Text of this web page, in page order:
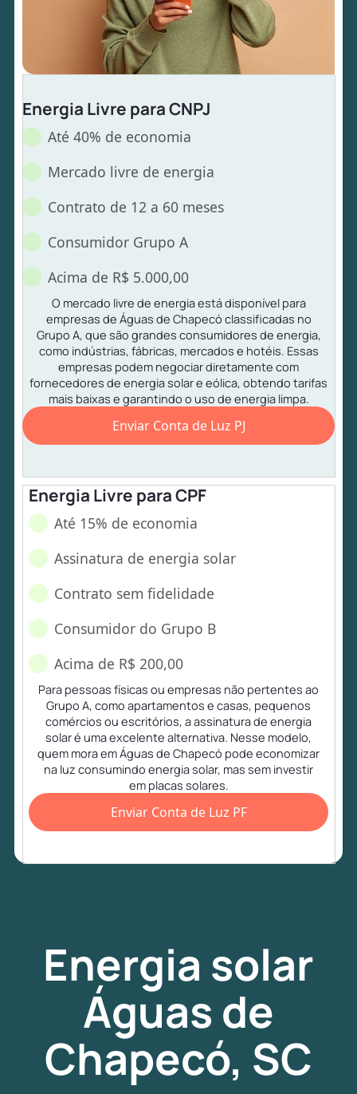
Energia Livre para CNPJ
Até 40% de economia
Mercado livre de energia
Contrato de 12 a 60 meses
Consumidor Grupo A
Acima de R$ 5.000,00
O mercado livre de energia está disponível para
empresas de Águas de Chapecó classificadas no
Grupo A, que são grandes consumidores de energia,
como indústrias, fábricas, mercados e hotéis. Essas
empresas podem negociar diretamente com
fornecedores de energia solar e eólica, obtendo tarifas
mais baixas e garantindo o uso de energia limpa.
Enviar Conta de Luz PJ
Energia Livre para CPF
Até 15% de economia
Assinatura de energia solar
Contrato sem fidelidade
Consumidor do Grupo B
Acima de R$ 200,00
Para pessoas físicas ou empresas não pertentes ao
Grupo A, como apartamentos e casas, pequenos
comércios ou escritórios, a assinatura de energia
solar é uma excelente alternativa. Nesse modelo,
quem mora em Águas de Chapecó pode economizar
na luz consumindo energia solar, mas sem investir
em placas solares.
Enviar Conta de Luz PF
Energia solar
Águas de
Chapecó, SC